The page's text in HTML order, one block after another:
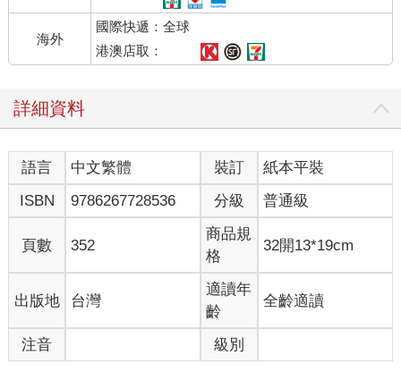
倏地往下傾斜，變化突然到愛麗絲甚至來不及思考要怎麼停住，
就發現自己整個人往下墜落，像是掉進了一口深不見底的井裡。
也不知道是井真的太深，還是她掉得太慢，總之她一路往下墜的
過程中，還有充裕的時間可以四處張望，一邊想著等一下會怎麼
暗，什麼也看不見，接著她轉頭看向井壁，發現四周擺滿了櫥櫃
和書架，到處都有掛在鉤子上的地圖和圖畫。她在經過其中一個
架子時，順手拿起了一個貼著「橘子果醬」標籤的玻璃罐，但讓
她大失所望的是，罐子裡面什麼也沒有。她又不想隨手往下丟，
怕不小心砸死下面的人，只好在經過某個櫥櫃時，又想辦法把罐
子塞了回去。
「嘿！」愛麗絲心想，「像這樣摔下來一次，我以後從樓梯上滾
下來，就沒什麼好怕的了！回到家，大家一定都會覺得我很勇
敢！哼，就算從屋頂上掉下來，我也不會吭一聲的！」（說不定
她就這樣一直掉啊掉，究竟要掉到什麼時候才會結束？「我現在
到底掉了幾公里遠了？」她忍不住出了聲。「我應該快接近地球
的核心了吧，我算算看，應該是往下掉了六千四百公里左
右……」（你知道的，愛麗絲在教室裡學過不少這類的東西，雖
海外
國際快遞：全球
港澳店取：
詳細資料
語言 中文繁體 裝訂
紙本平裝
ISBN
9786267728536 分級 普通級
頁數 352
商品規
格
32開13*19cm
出版地 台灣
適讀年
齡
全齡適讀
注音 級別